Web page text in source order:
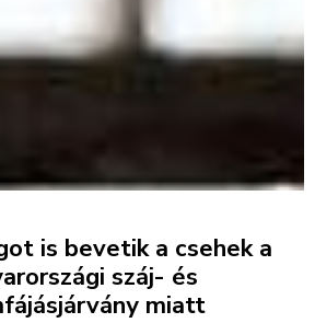
is bevetik a csehek a
száj- és
miatt